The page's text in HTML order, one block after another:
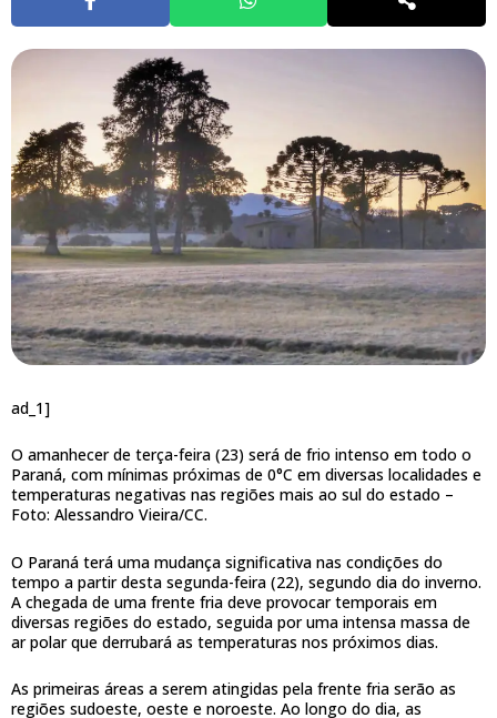
ad_1]
O amanhecer de terça-feira (23) será de frio intenso em todo o
Paraná, com mínimas próximas de 0°C em diversas localidades e
temperaturas negativas nas regiões mais ao sul do estado –
Foto: Alessandro Vieira/CC.
O Paraná terá uma mudança significativa nas condições do
tempo a partir desta segunda-feira (22), segundo dia do inverno.
A chegada de uma frente fria deve provocar temporais em
diversas regiões do estado, seguida por uma intensa massa de
ar polar que derrubará as temperaturas nos próximos dias.
As primeiras áreas a serem atingidas pela frente fria serão as
regiões sudoeste, oeste e noroeste. Ao longo do dia, as